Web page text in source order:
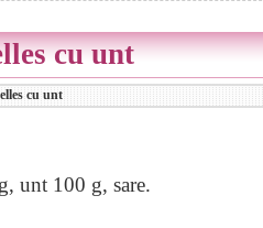
cu unt
cu unt
unt 100 g, sare.